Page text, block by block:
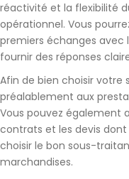
réactivité et la flexibilité
opérationnel. Vous
premiers échanges avec
fournir des réponses
Afin de bien choisir
préalablement aux
Vous pouvez également
contrats et les devis dont
choisir le bon sous-
marchandises.